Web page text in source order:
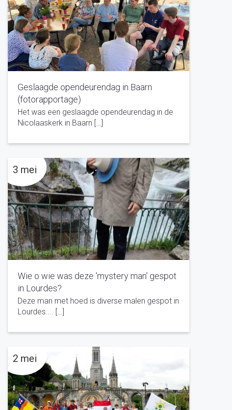
Geslaagde opendeurendag in Baarn
(fotorapportage)
Het was een geslaagde opendeurendag in de
Nicolaaskerk in Baarn […]
Wie o wie was deze 'mystery man' gespot
in Lourdes?
Deze man met hoed is diverse malen gespot in
Lourdes.... […]
3 mei
2 mei